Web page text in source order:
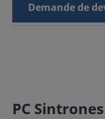
Demande de
PC Sintrones